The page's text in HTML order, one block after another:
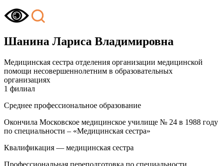
Шанина Лариса Владимировна
Медицинская сестра отделения организации медицинской
помощи несовершеннолетним в образовательных
организациях
1 филиал
Среднее профессиональное образование
Окончила Московское медицинское училище № 24 в 1988 году
по специальности – «Медицинская сестра»
Квалификация — медицинская сестра
Профессиональная переподготовка по специальности